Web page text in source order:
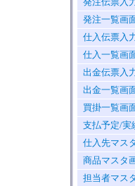
発注一覧画
仕入伝票入
仕入一覧画
出金伝票入
出金一覧画
買掛一覧画
支払予定/実
仕入先マス
商品マスタ
担当者マス